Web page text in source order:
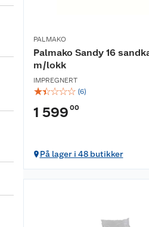
PALMAKO
Palmako Sandy 16
m/lokk
IMPREGNERT
☆☆☆☆☆ (6)
1 599 00
På lager i 48 butikker